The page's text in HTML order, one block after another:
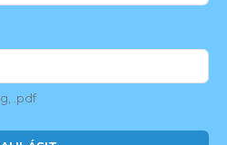
.pdf